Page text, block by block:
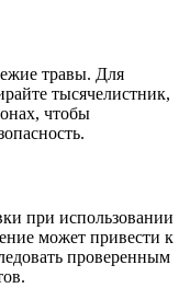
травы. Для
тысячелистник,
чтобы
при использовании
может привести к
проверенным